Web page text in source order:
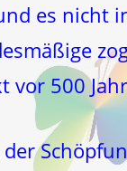
es nicht
vor 500